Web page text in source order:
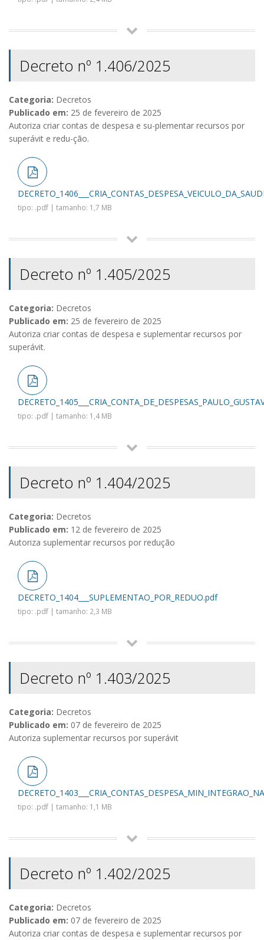
Decreto nº 1.406/2025
Categoria: Decretos
Publicado em: 25 de fevereiro de 2025
Autoriza criar contas de despesa e su-plementar recursos por
superávit e redu-ção.
tipo: .pdf | tamanho: 1,7 MB
Decreto nº 1.405/2025
Categoria: Decretos
Publicado em: 25 de fevereiro de 2025
Autoriza criar contas de despesa e suplementar recursos por
superávit.
tipo: .pdf | tamanho: 1,4 MB
Decreto nº 1.404/2025
Categoria: Decretos
Publicado em: 12 de fevereiro de 2025
Autoriza suplementar recursos por redução
DECRETO_1404___SUPLEMENTAO_POR_REDUO.pdf
tipo: .pdf | tamanho: 2,3 MB
Decreto nº 1.403/2025
Categoria: Decretos
Publicado em: 07 de fevereiro de 2025
Autoriza suplementar recursos por superávit
tipo: .pdf | tamanho: 1,1 MB
Decreto nº 1.402/2025
Categoria: Decretos
Publicado em: 07 de fevereiro de 2025
Autoriza criar contas de despesa e suplementar recursos por